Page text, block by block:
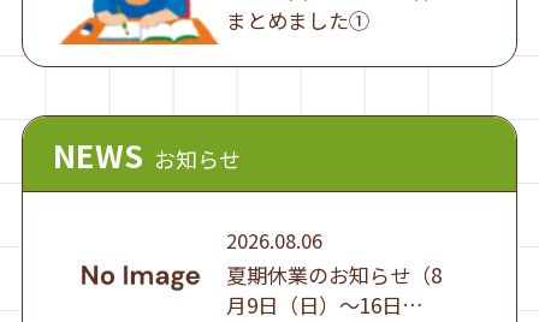
まとめました①
NEWS お知らせ
2026.08.06
夏期休業のお知らせ（8
月9日（日）～16日